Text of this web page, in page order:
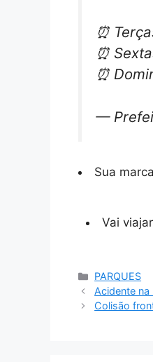
⏰
⏰
⏰
—
Sua
Vai
Categorias
PARQUES
Acidente na
Colisão